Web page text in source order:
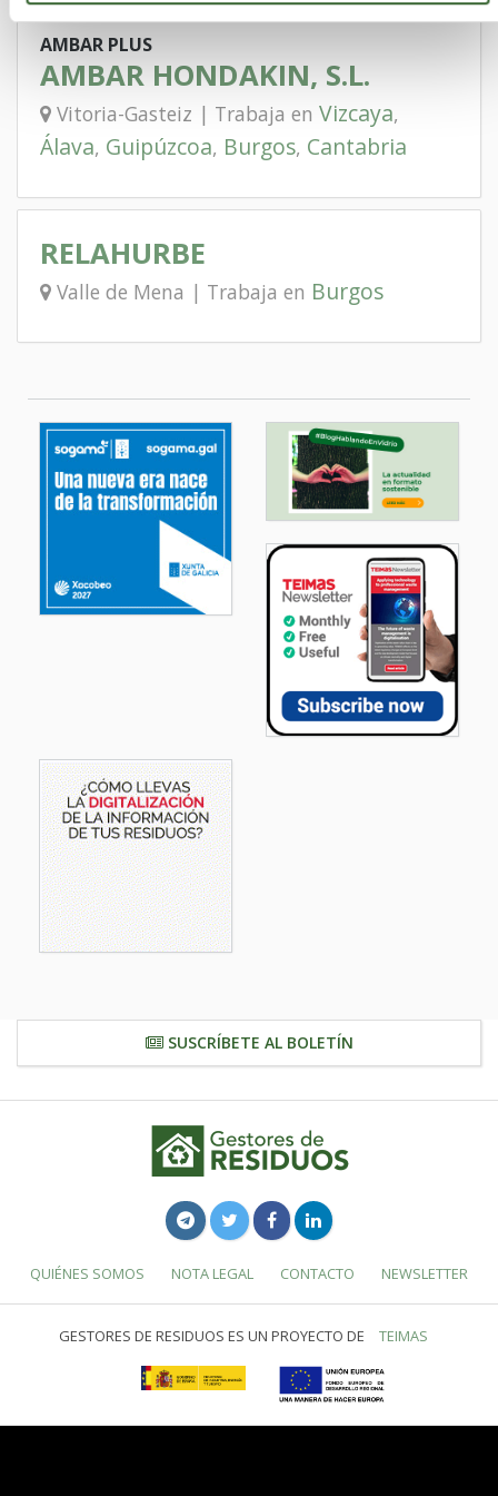
AMBAR PLUS
AMBAR HONDAKIN, S.L.
Vitoria-Gasteiz | Trabaja en Vizcaya,
Álava, Guipúzcoa, Burgos, Cantabria
RELAHURBE
Valle de Mena | Trabaja en Burgos
SUSCRÍBETE AL BOLETÍN
QUIÉNES SOMOS NOTA LEGAL CONTACTO NEWSLETTER
GESTORES DE RESIDUOS ES UN PROYECTO DE TEIMAS